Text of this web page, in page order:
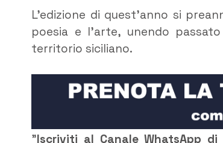
L’edizione di quest’anno si
poesia e l’arte, unendo
territorio siciliano.
”Iscriviti al Canale WhatsApp